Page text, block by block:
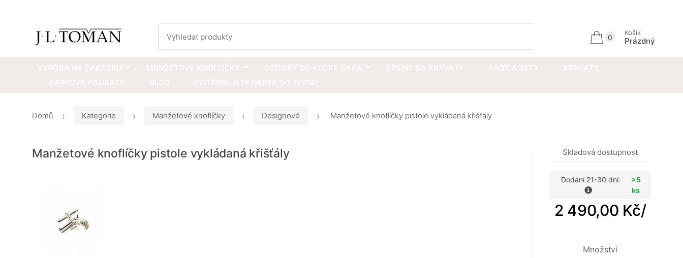
0
Košík
Prázdný
Domů Kategorie Manžetové knoflíčky Designové Manžetové knoflíčky pistole vykládaná křišťály
Manžetové knoflíčky pistole vykládaná křišťály Skladová dostupnost
Dodání 21-30 dní:
>5
ks
2 490,00 Kč/
Množství